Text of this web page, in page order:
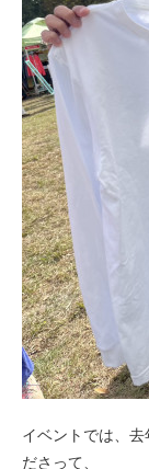
イベントでは、
ださって、